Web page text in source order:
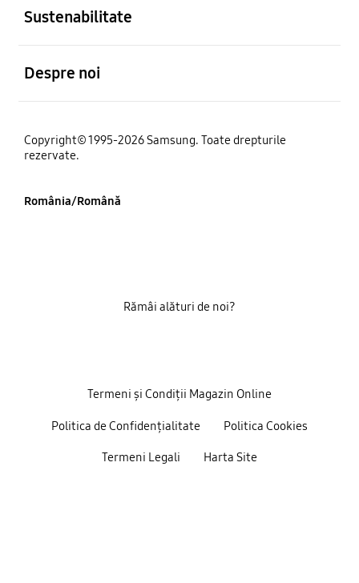
Sustenabilitate
Despre noi
Copyright© 1995-2026 Samsung. Toate drepturile
rezervate.
România/Română
Termeni și Condiții Magazin Online
Politica de Confidențialitate Politica Cookies
Termeni Legali Harta Site
Rămâi alături de noi?